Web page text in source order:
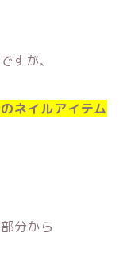
すが、
ネイルアイテム
分から